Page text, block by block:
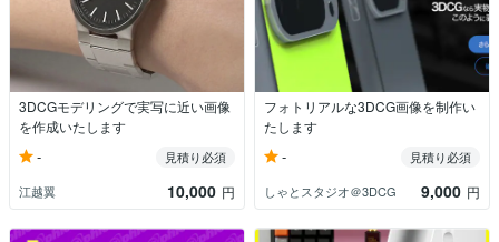
3DCGモデリングで実写に近い画像
を作成いたします
-
見積り必須
江越翼
10,000 円
フォトリアルな3DCG画像を制作い
たします
-
見積り必須
しゃとスタジオ＠3DCG
9,000 円